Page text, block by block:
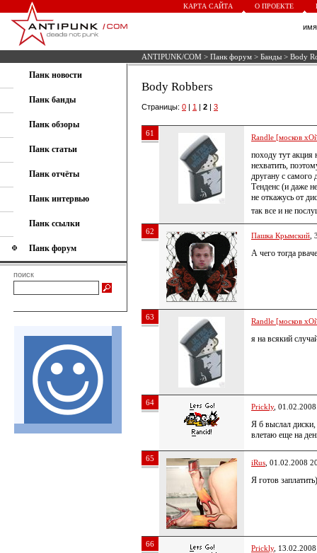
КАРТА САЙТА О ПРОЕКТЕ
ANTIPUNK/COM > Панк форум > Банды > Body
Панк новости
Панк банды
Панк обзоры
Панк статьи
Панк отчёты
Панк интервью
Панк ссылки
Панк форум
поиск
Body Robbers
Страницы: 0 | 1 | 2 | 3
61 Randle [москов
походу тут
нехватить,
другану с самого
Тенденс (и даже
не откажусь от
так все и не
62 Пашка Крымский
А чего тогда
63 Randle [москов
я на всякий
64 Prickly,
Я б выслал диски,
влетаю еще на
65 iRus , 01.02.2008
Я готов заплатить)
66 Prickly,